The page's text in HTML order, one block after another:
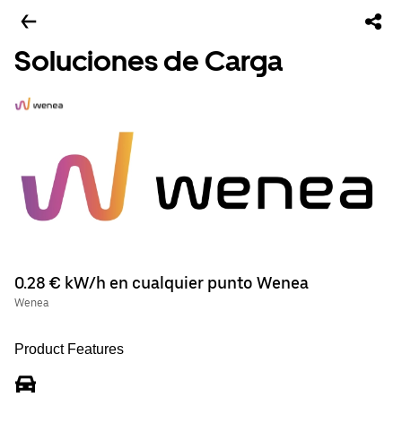
Soluciones de Carga
0.28 € kW/h en cualquier punto Wenea
Wenea
Product Features